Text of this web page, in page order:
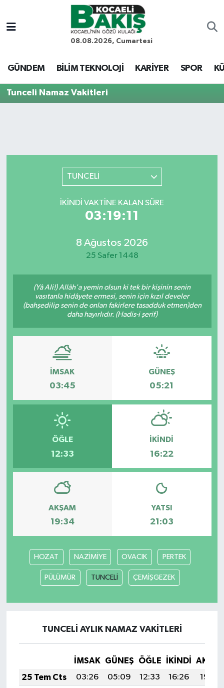
08.08.2026, Cumartesi
GÜNDEM BİLİM TEKNOLOJİ KARİYER SPOR
Tunceli Namaz Vakitleri
TUNCELİ
İKINDI VAKTINE KALAN SÜRE
03:19:11
8 Ağustos 2026
25 Safer 1448
(Yâ Ali!) Allâh'a yemin olsun ki tek bir kişinin senin
vasıtanla hidâyete ermesi, senin için kızıl develer
(bahşedilip senin de onları fakirlere tasadduk etmen)den
daha hayırlıdır. (Hadis-i şerif)
İMSAK
03:45
GÜNEŞ
05:21
ÖĞLE
12:33
İKINDI
16:22
AKŞAM
19:34
YATSI
21:03
HOZAT NAZİMİYE OVACIK PERTEK
PÜLÜMÜR TUNCELİ ÇEMİŞGEZEK
TUNCELİ AYLIK NAMAZ VAKITLERI
İMSAK GÜNEŞ ÖĞLE İKINDI
25 Tem Cts
03:26 05:09 12:33 16:26
19:48
Kocaeli Nöbetçi Eczaneler
Kocaeli Hava Durumu
Kocaeli Trafik Yoğunluk Haritası
Son Dakika Haberleri